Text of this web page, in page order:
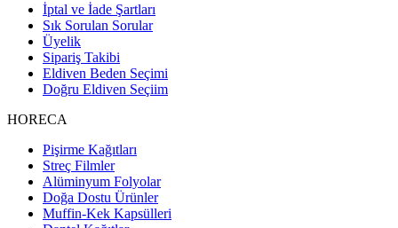
İptal ve İade Şartları
Sık Sorulan Sorular
Üyelik
Sipariş Takibi
Eldiven Beden Seçimi
Doğru Eldiven Seçiim
HORECA
Pişirme Kağıtları
Streç Filmler
Alüminyum Folyolar
Doğa Dostu Ürünler
Muffin-Kek Kapsülleri